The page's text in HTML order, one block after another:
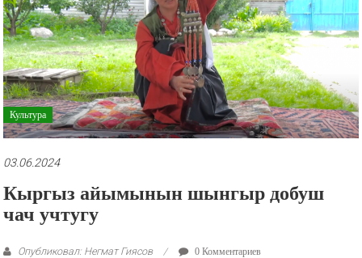
рекламные
ролики
и
презентации.
Культура
03.06.2024
Кыргыз айымынын шынгыр добуш
чач учтугу
Опубликовал: Негмат Гиясов 0 Комментариев